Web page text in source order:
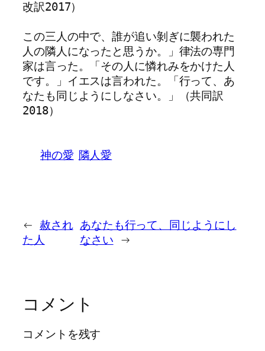
改訳2017）
この三人の中で、誰が追い剝ぎに襲われた
人の隣人になったと思うか。」律法の専門
家は言った。「その人に憐れみをかけた人
です。」イエスは言われた。「行って、あ
なたも同じようにしなさい。」（共同訳
2018）
神の愛 隣人愛
← 赦され
た人
あなたも行って、同じようにし
なさい →
コメント
コメントを残す